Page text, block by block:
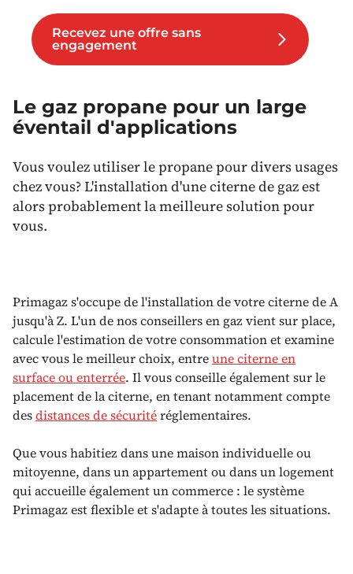
Recevez une offre sans
engagement
Le gaz propane pour un large
éventail d'applications
Vous voulez utiliser le propane pour divers usages
chez vous? L'installation d'une citerne de gaz est
alors probablement la meilleure solution pour
vous.
Primagaz s'occupe de l'installation de votre citerne de A
jusqu'à Z. L'un de nos conseillers en gaz vient sur place,
calcule l'estimation de votre consommation et examine
avec vous le meilleur choix, entreune citerne en
surface ou enterrée. Il vous conseille également sur le
placement de la citerne, en tenant notamment compte
desdistances de sécuritéréglementaires.
Que vous habitiez dans une maison individuelle ou
mitoyenne, dans un appartement ou dans un logement
qui accueille également un commerce : le système
Primagaz est flexible et s'adapte à toutes les situations.